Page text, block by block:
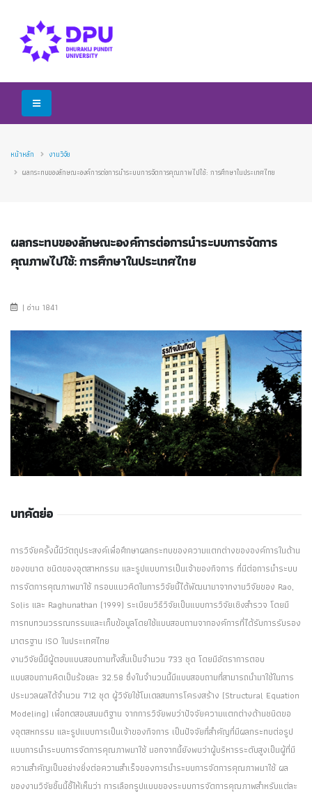
หน้าหลัก
งานวิจัย
ผลกระทบของลักษณะองค์การต่อการนำระบบการจัดการคุณภาพไปใช้: การศึกษาในประเทศไทย
ผลกระทบของลักษณะองค์การต่อการนำระบบการจัดการ
คุณภาพไปใช้: การศึกษาในประเทศไทย
| อ่าน 1841
บทคัดย่อ
การวิจัยครั้งนี้มีวัตถุประสงค์เพื่อศึกษาผลกระทบของความแตกต่างขององค์การในด้าน
ของขนาด ชนิดของอุตสาหกรรม และรูปแบบการเป็นเจ้าของกิจการ ที่มีต่อการนำระบบ
การจัดการคุณภาพมาใช้ กรอบแนวคิดในการวิจัยนี้ได้พัฒนามาจากงานวิจัยของ Rao,
Solis และ Raghunathan (1999) ระเบียบวิธีวิจัยเป็นแบบการวิจัยเชิงสำรวจ โดยมี
การทบทวนวรรณกรรมและเก็บข้อมูลโดยใช้แบบสอบถามจากองค์การที่ได้รับการรับรอง
มาตรฐาน ISO ในประเทศไทย
งานวิจัยนี้มีผู้ตอบแบบสอบถามทั้งสิ้นเป็นจำนวน 733 ชุด โดยมีอัตราการตอบ
แบบสอบถามคิดเป็นร้อยละ 32.58 ซึ่งในจำนวนนี้มีแบบสอบถามที่สามารถนำมาใช้ในการ
ประมวลผลได้จำนวน 712 ชุด ผู้วิจัยใช้โมเดลสมการโครงสร้าง (Structural Equation
Modeling) เพื่อทดสอบสมมติฐาน จากการวิจัยพบว่าปัจจัยความแตกต่างด้านชนิดขอ
งอุตสหกรรม และรูปแบบการเป็นเจ้าของกิจการ เป็นปัจจัยที่สำคัญที่มีผลกระทบต่อรูป
แบบการนำระบบการจัดการคุณภาพมาใช้ นอกจากนี้ยังพบว่าผู้บริหารระดับสูงเป็นผู้ที่มี
ความสำคัญเป็นอย่างยิ่งต่อความสำเร็จของการนำระบบการจัดการคุณภาพมาใช้ ผล
ของงานวิจัยชิ้นนี้ชี้ให้เห็นว่า การเลือกรูปแบบของระบบการจัดการคุณภาพสำหรับแต่ละ